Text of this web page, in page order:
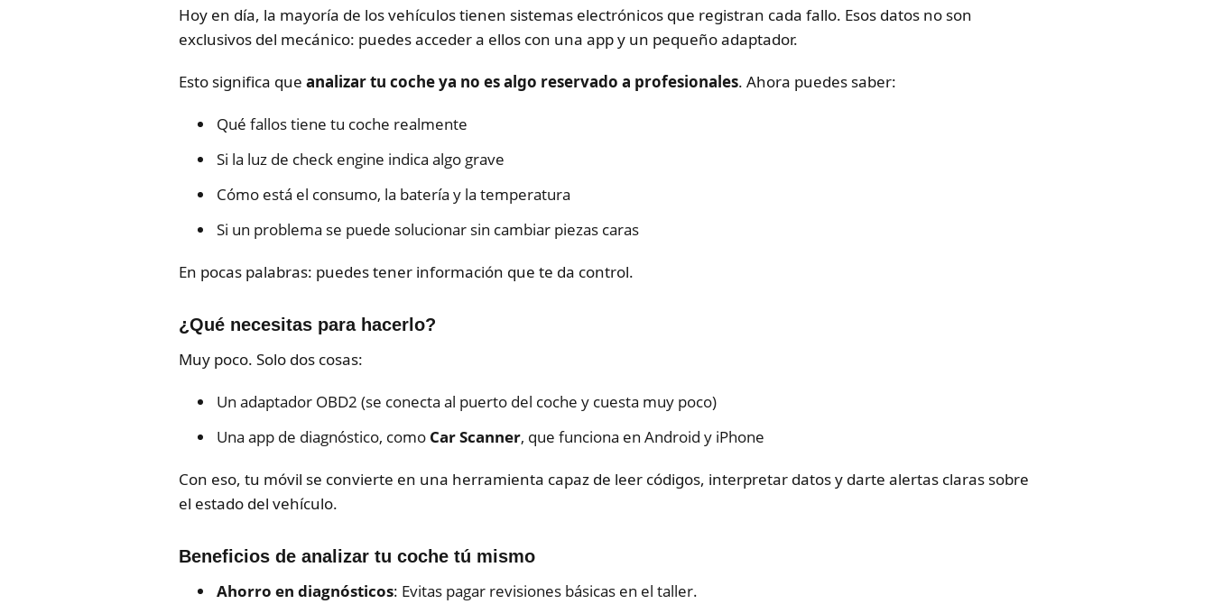
Hoy en día, la mayoría de los vehículos tienen sistemas electrónicos que registran cada fallo. Esos datos no son
exclusivos del mecánico: puedes acceder a ellos con una app y un pequeño adaptador.
Esto significa que analizar tu coche ya no es algo reservado a profesionales. Ahora puedes saber:
Qué fallos tiene tu coche realmente
Si la luz de check engine indica algo grave
Cómo está el consumo, la batería y la temperatura
Si un problema se puede solucionar sin cambiar piezas caras
En pocas palabras: puedes tener información que te da control.
¿Qué necesitas para hacerlo?
Muy poco. Solo dos cosas:
Un adaptador OBD2 (se conecta al puerto del coche y cuesta muy poco)
Una app de diagnóstico, como Car Scanner, que funciona en Android y iPhone
Con eso, tu móvil se convierte en una herramienta capaz de leer códigos, interpretar datos y darte alertas claras sobre
el estado del vehículo.
Beneficios de analizar tu coche tú mismo
Ahorro en diagnósticos: Evitas pagar revisiones básicas en el taller.